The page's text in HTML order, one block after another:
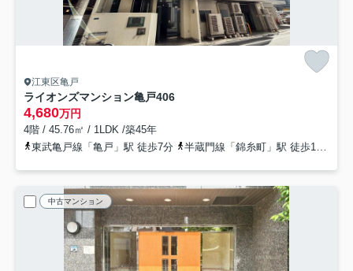
江東区亀戸
ライオンズマンション亀戸406
4,680万円
4階 / 45.76㎡ / 1LDK /築45年
東武亀戸線「亀戸」駅 徒歩7分
半蔵門線「錦糸町」駅 徒歩12分
中古マンション